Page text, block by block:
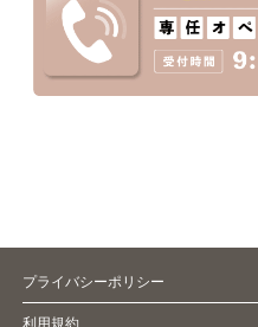
プライバシーポリシー
利用規約